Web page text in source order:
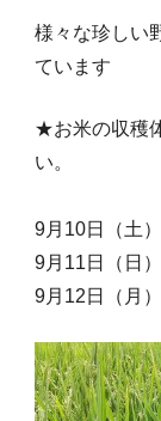
様々な珍しい
ています
★お米の収穫
い。
9月10日（土）
9月11日（日）
9月12日（月）